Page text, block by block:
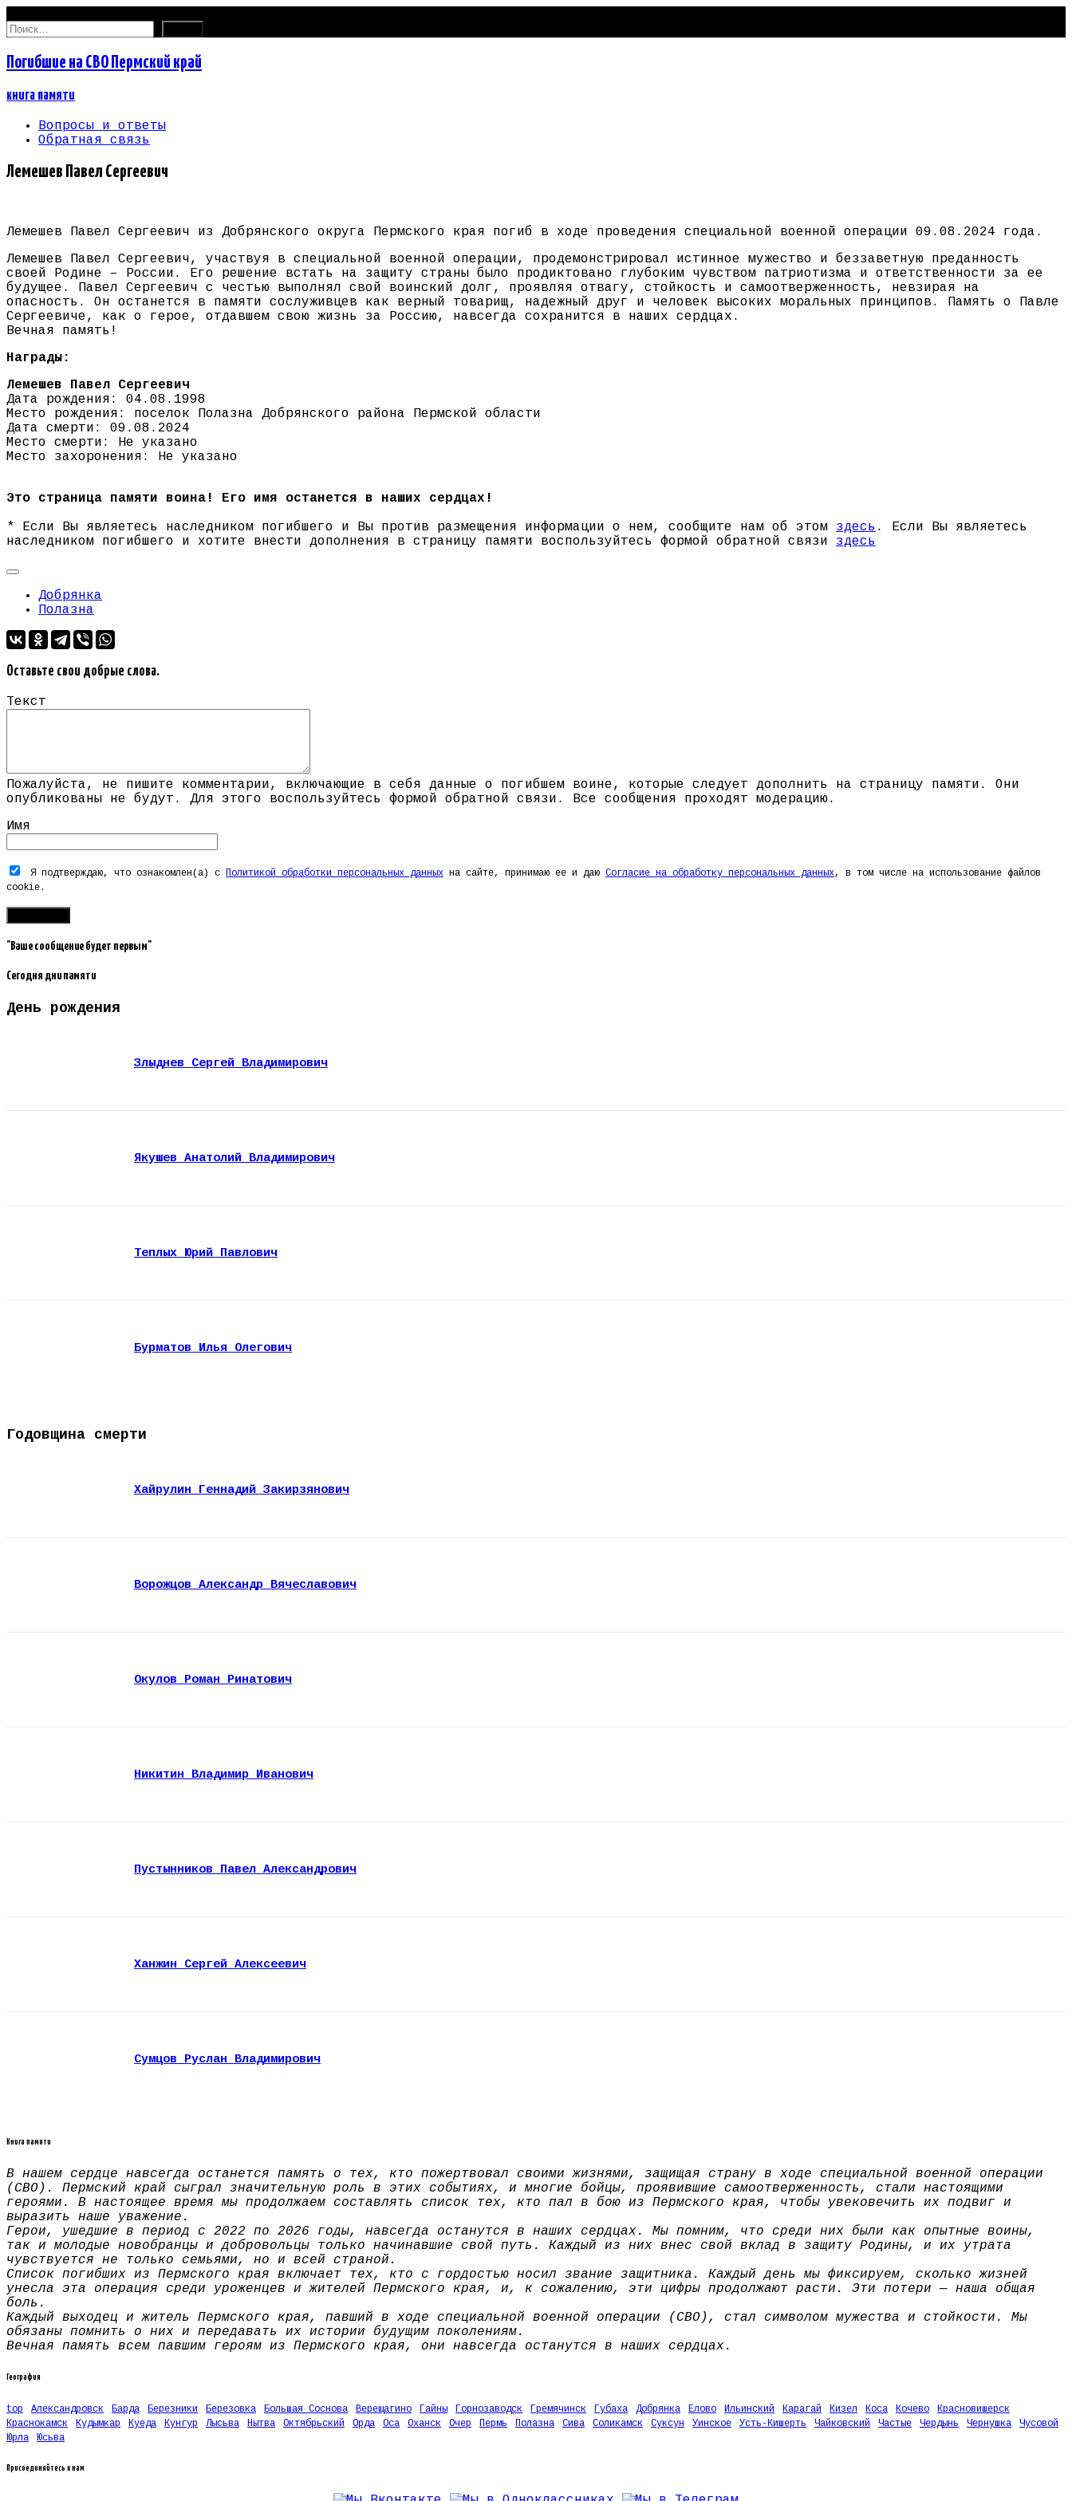
Найти:
Погибшие на СВО Пермский край
книга памяти
Вопросы и ответы
Обратная связь
Лемешев Павел Сергеевич
Лемешев Павел Сергеевич из Добрянского округа Пермского края погиб в ходе проведения специальной военной операции 09.08.2024 года.
Лемешев Павел Сергеевич, участвуя в специальной военной операции, продемонстрировал истинное мужество и беззаветную преданность
своей Родине – России. Его решение встать на защиту страны было продиктовано глубоким чувством патриотизма и ответственности за ее
будущее. Павел Сергеевич с честью выполнял свой воинский долг, проявляя отвагу, стойкость и самоотверженность, невзирая на
опасность. Он останется в памяти сослуживцев как верный товарищ, надежный друг и человек высоких моральных принципов. Память о Павле
Сергеевиче, как о герое, отдавшем свою жизнь за Россию, навсегда сохранится в наших сердцах.
Вечная память!
Награды:
Лемешев Павел Сергеевич
Дата рождения: 04.08.1998
Место рождения: поселок Полазна Добрянского района Пермской области
Дата смерти: 09.08.2024
Место смерти: Не указано
Место захоронения: Не указано
Это страница памяти воина! Его имя останется в наших сердцах!
* Если Вы являетесь наследником погибшего и Вы против размещения информации о нем, сообщите нам об этом здесь . Если Вы являетесь
наследником погибшего и хотите внести дополнения в страницу памяти воспользуйтесь формой обратной связи здесь
Добрянка
Полазна
Оставьте свои добрые слова.
Текст
Пожалуйста, не пишите комментарии, включающие в себя данные о погибшем воине, которые следует дополнить на страницу памяти. Они
опубликованы не будут. Для этого воспользуйтесь формой обратной связи. Все сообщения проходят модерацию.
Имя
Я подтверждаю, что ознакомлен(а) с Политикой обработки персональных данных на сайте, принимаю ее и даю Согласие на обработку персональных данных, в том числе на использование файлов
cookie.
"Ваше сообщение будет первым"
Сегодня дни памяти
День рождения
Злыднев Сергей Владимирович
Якушев Анатолий Владимирович
Теплых Юрий Павлович
Бурматов Илья Олегович
Годовщина смерти
Хайрулин Геннадий Закирзянович
Ворожцов Александр Вячеславович
Окулов Роман Ринатович
Никитин Владимир Иванович
Пустынников Павел Александрович
Ханжин Сергей Алексеевич
Сумцов Руслан Владимирович
Книга памяти
В нашем сердце навсегда останется память о тех, кто пожертвовал своими жизнями, защищая страну в ходе специальной военной операции
(СВО). Пермский край сыграл значительную роль в этих событиях, и многие бойцы, проявившие самоотверженность, стали настоящими
героями. В настоящее время мы продолжаем составлять список тех, кто пал в бою из Пермского края, чтобы увековечить их подвиг и
выразить наше уважение.
Герои, ушедшие в период с 2022 по 2026 годы, навсегда останутся в наших сердцах. Мы помним, что среди них были как опытные воины,
так и молодые новобранцы и добровольцы только начинавшие свой путь. Каждый из них внес свой вклад в защиту Родины, и их утрата
чувствуется не только семьями, но и всей страной.
Список погибших из Пермского края включает тех, кто с гордостью носил звание защитника. Каждый день мы фиксируем, сколько жизней
унесла эта операция среди уроженцев и жителей Пермского края, и, к сожалению, эти цифры продолжают расти. Эти потери — наша общая
боль.
Каждый выходец и житель Пермского края, павший в ходе специальной военной операции (СВО), стал символом мужества и стойкости. Мы
обязаны помнить о них и передавать их истории будущим поколениям.
Вечная память всем павшим героям из Пермского края, они навсегда останутся в наших сердцах.
География
top Александровск Барда Березники Березовка Большая Соснова Верещагино Гайны Горнозаводск Гремячинск Губаха Добрянка Елово Ильинский Карагай Кизел Коса Кочево
Красновишерск
Краснокамск
Кудымкар Куеда Кунгур Лысьва Нытва Октябрьский Орда Оса Оханск Очер Пермь Полазна Сива Соликамск Суксун Уинское Усть-Кишерть Чайковский Частые Чердынь Чернушка
Чусовой
Юрла
Юсьва
Присоединяйтесь к нам